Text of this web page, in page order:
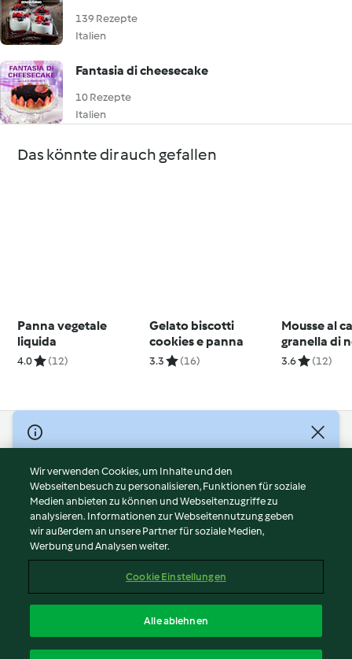
139 Rezepte
Italien
Fantasia di cheesecake
10 Rezepte
Italien
Das könnte dir auch gefallen
Panna vegetale
liquida
4.0 (12)
Gelato biscotti
cookies e panna
3.3 (16)
Mousse al
granella di
3.6 (12)
© Copyright 2026
Nutzungsbedingungen
Datenschutzrichtlinien
Disclaimer
Impressum
Cookies
Abo kündigen
Erklärung zur Barrierefreiheit
Wir verwenden Cookies, um Inhalte und den
Webseitenbesuch zu personalisieren, Funktionen für soziale
Medien anbieten zu können und Webseitenzugriffe zu
analysieren. Informationen zur Webseitennutzung geben
wir außerdem an unsere Partner für soziale Medien,
Werbung und Analysen weiter.
Cookie Einstellungen
Alle ablehnen